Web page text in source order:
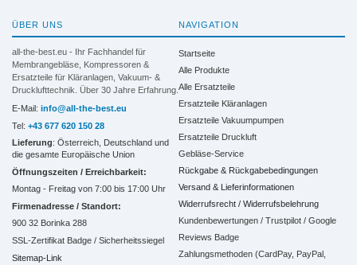
ÜBER UNS
all-the-best.eu - Ihr Fachhandel für
Membrangebläse, Kompressoren &
Ersatzteile für Kläranlagen, Vakuum- &
Drucklufttechnik. Über 30 Jahre Erfahrung.
E-Mail: info@all-the-best.eu
Tel: +43 677 620 150 28
Lieferung: Österreich, Deutschland und
die gesamte Europäische Union
Öffnungszeiten / Erreichbarkeit:
Montag - Freitag von 7:00 bis 17:00 Uhr
Firmenadresse / Standort:
900 32 Borinka 288
SSL-Zertifikat Badge / Sicherheitssiegel
Sitemap-Link
NAVIGATION
Startseite
Alle Produkte
Alle Ersatzteile
Ersatzteile Kläranlagen
Ersatzteile Vakuumpumpen
Ersatzteile Druckluft
Gebläse-Service
Rückgabe & Rückgabebedingungen
Versand & Lieferinformationen
Widerrufsrecht / Widerrufsbelehrung
Kundenbewertungen / Trustpilot / Google
Reviews Badge
Zahlungsmethoden (CardPay, PayPal,